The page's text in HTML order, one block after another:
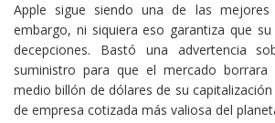
Apple sigue siendo una de las mejores
embargo, ni siquiera eso garantiza que
decepciones. Bastó una advertencia
suministro para que el mercado
medio billón de dólares de su
de empresa cotizada más valiosa del